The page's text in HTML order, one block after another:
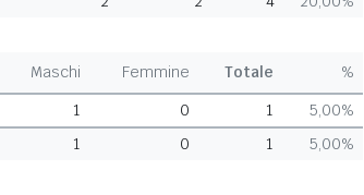
Maschi Femmine Totale
%
1 0 1
5,00%
1 0 1 5,00%